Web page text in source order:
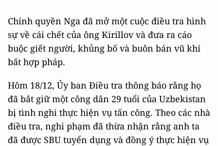
Chính quyền Nga đã mở một cuộc điều tra hình
sự về cái chết của ông Kirillov và đưa ra cáo
buộc giết người, khủng bố và buôn bán vũ khí
bất hợp pháp.
Hôm 18/12, Ủy ban Điều tra thông báo rằng họ
đã bắt giữ một công dân 29 tuổi của Uzbekistan
bị tình nghi thực hiện vụ tấn công. Theo các nhà
điều tra, nghi phạm đã thừa nhận rằng anh ta
đã được SBU tuyển dụng và đồng ý thực hiện vụ